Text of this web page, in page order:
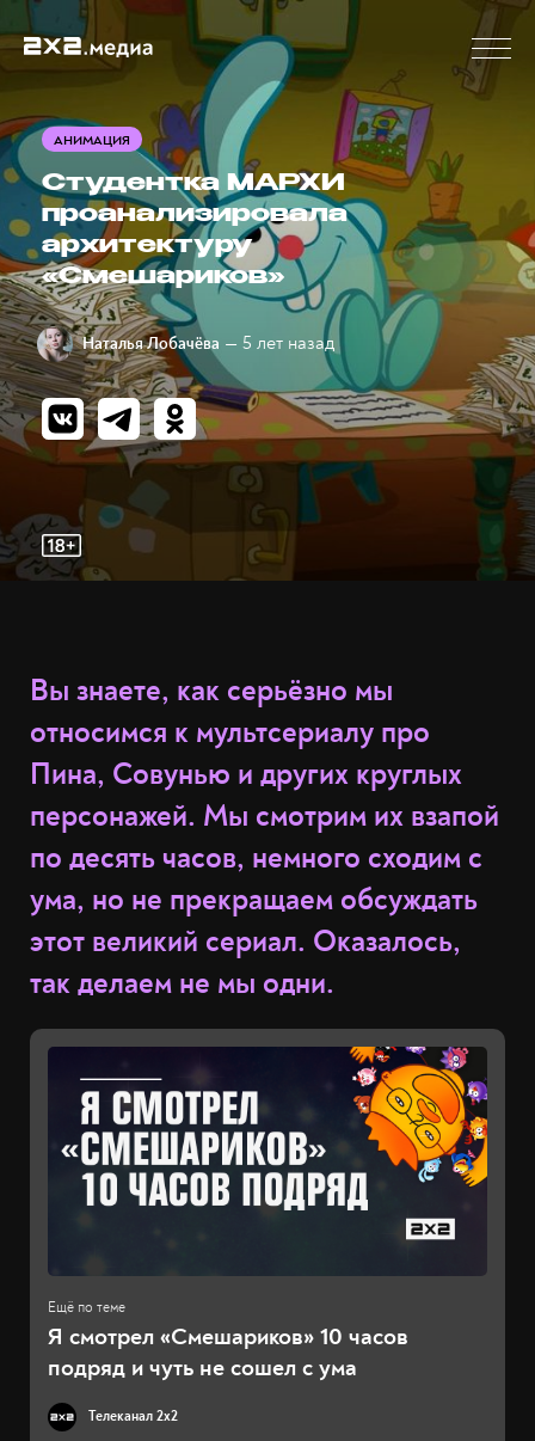
АНИМАЦИЯ
Студентка МАРХИ
проанализировала
архитектуру
«Смешариков»
Наталья Лобачёва — 5 лет назад
Вы знаете, как серьёзно мы
относимся к мультсериалу про
Пина, Совунью и других круглых
персонажей. Мы смотрим их взапой
по десять часов, немного сходим с
ума, но не прекращаем обсуждать
этот великий сериал. Оказалось,
так делаем не мы одни.
Я смотрел «Смешариков» 10 часов
подряд и чуть не сошел с ума
Телеканал 2x2